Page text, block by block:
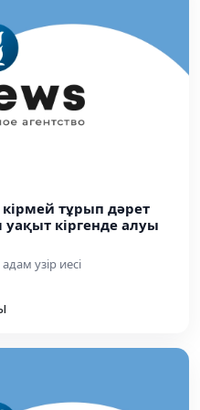
тұрып дәрет
кіргенде алуы
узір иесі